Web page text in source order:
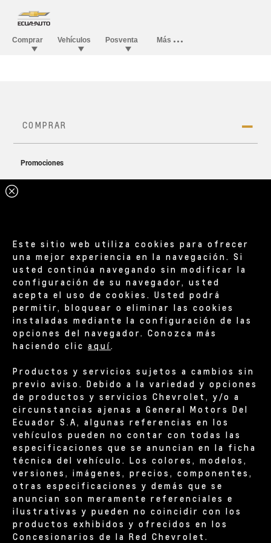
Este sitio web utiliza cookies para ofrecer
una mejor experiencia en la navegación. Si
usted continúa navegando sin modificar la
configuración de su navegador, usted
acepta el uso de cookies. Usted podrá
permitir, bloquear o eliminar las cookies
instaladas mediante la configuración de las
opciones del navegador. Conozca más
haciendo clicaquí.
Productos y servicios sujetos a cambios sin
previo aviso. Debido a la variedad y opciones
de productos y servicios Chevrolet, y/o a
circunstancias ajenas a General Motors Del
Ecuador S.A, algunas referencias en los
vehículos pueden no contar con todas las
especificaciones que se anuncian en la ficha
técnica del vehículo. Los colores, modelos,
versiones, imágenes, precios, componentes,
otras especificaciones y demás que se
anuncian son meramente referenciales e
ilustrativas y pueden no coincidir con los
productos exhibidos y ofrecidos en los
Concesionarios de la Red Chevrolet.